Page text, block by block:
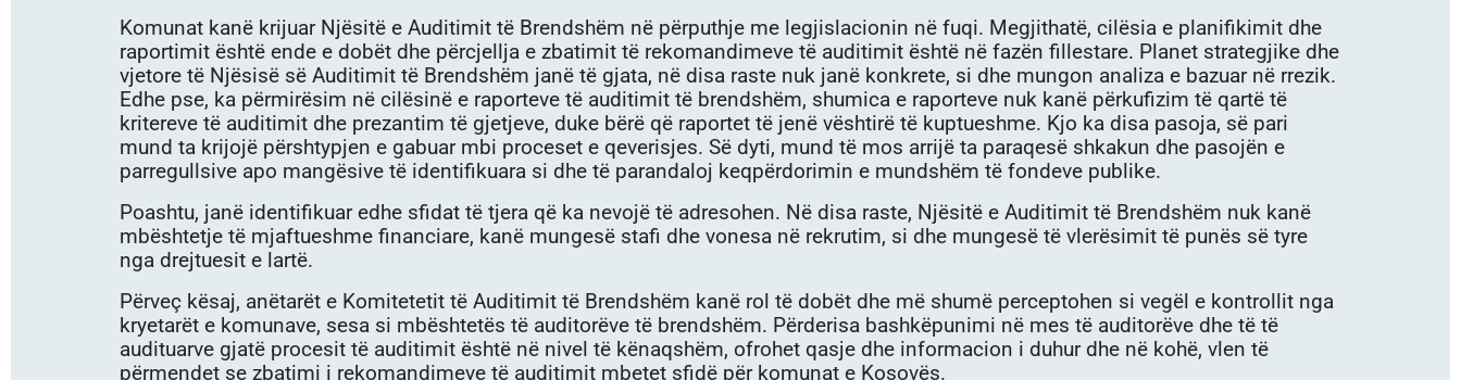
Komunat kanë krijuar Njësitë e Auditimit të Brendshëm në përputhje me legjislacionin në fuqi. Megjithatë, cilësia e planifikimit dhe
raportimit është ende e dobët dhe përcjellja e zbatimit të rekomandimeve të auditimit është në fazën fillestare. Planet strategjike dhe
vjetore të Njësisë së Auditimit të Brendshëm janë të gjata, në disa raste nuk janë konkrete, si dhe mungon analiza e bazuar në rrezik.
Edhe pse, ka përmirësim në cilësinë e raporteve të auditimit të brendshëm, shumica e raporteve nuk kanë përkufizim të qartë të
kritereve të auditimit dhe prezantim të gjetjeve, duke bërë që raportet të jenë vështirë të kuptueshme. Kjo ka disa pasoja, së pari
mund ta krijojë përshtypjen e gabuar mbi proceset e qeverisjes. Së dyti, mund të mos arrijë ta paraqesë shkakun dhe pasojën e
parregullsive apo mangësive të identifikuara si dhe të parandaloj keqpërdorimin e mundshëm të fondeve publike.
Poashtu, janë identifikuar edhe sfidat të tjera që ka nevojë të adresohen. Në disa raste, Njësitë e Auditimit të Brendshëm nuk kanë
mbështetje të mjaftueshme financiare, kanë mungesë stafi dhe vonesa në rekrutim, si dhe mungesë të vlerësimit të punës së tyre
nga drejtuesit e lartë.
Përveç kësaj, anëtarët e Komitetetit të Auditimit të Brendshëm kanë rol të dobët dhe më shumë perceptohen si vegël e kontrollit nga
kryetarët e komunave, sesa si mbështetës të auditorëve të brendshëm. Përderisa bashkëpunimi në mes të auditorëve dhe të të
audituarve gjatë procesit të auditimit është në nivel të kënaqshëm, ofrohet qasje dhe informacion i duhur dhe në kohë, vlen të
përmendet se zbatimi i rekomandimeve të auditimit mbetet sfidë për komunat e Kosovës.